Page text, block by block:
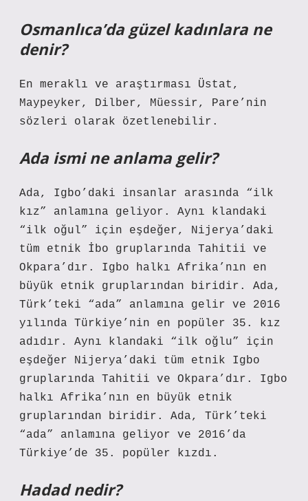
Osmanlıca’da güzel kadınlara ne
denir?
En meraklı ve araştırması Üstat,
Maypeyker, Dilber, Müessir, Pare’nin
sözleri olarak özetlenebilir.
Ada ismi ne anlama gelir?
Ada, Igbo’daki insanlar arasında “ilk
kız” anlamına geliyor. Aynı klandaki
“ilk oğul” için eşdeğer, Nijerya’daki
tüm etnik İbo gruplarında Tahitii ve
Okpara’dır. Igbo halkı Afrika’nın en
büyük etnik gruplarından biridir. Ada,
Türk’teki “ada” anlamına gelir ve 2016
yılında Türkiye’nin en popüler 35. kız
adıdır. Aynı klandaki “ilk oğlu” için
eşdeğer Nijerya’daki tüm etnik Igbo
gruplarında Tahitii ve Okpara’dır. Igbo
halkı Afrika’nın en büyük etnik
gruplarından biridir. Ada, Türk’teki
“ada” anlamına geliyor ve 2016’da
Türkiye’de 35. popüler kızdı.
Hadad nedir?